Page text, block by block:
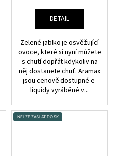
DETAIL
Zelené jablko je osvěžující
ovoce, které si nyní můžete
s chutí dopřát kdykoliv na
něj dostanete chuť. Aramax
jsou cenově dostupné e-
liquidy vyráběné v...
NELZE ZASLAT DO SK